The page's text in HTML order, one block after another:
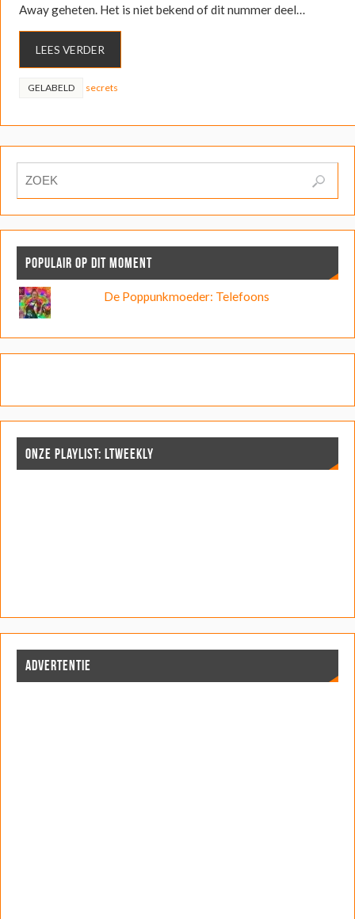
Away geheten. Het is niet bekend of dit nummer deel…
LEES VERDER
GELABELD secrets
POPULAIR OP DIT MOMENT
De Poppunkmoeder: Telefoons
ONZE PLAYLIST: LTWEEKLY
ADVERTENTIE